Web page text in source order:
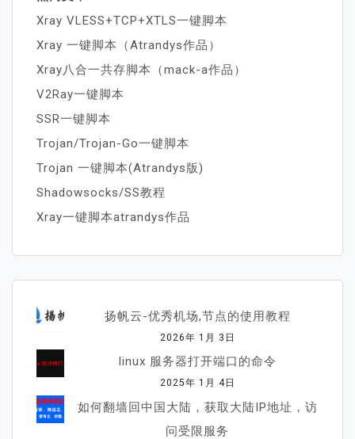
Xray VLESS+TCP+XTLS一键脚本
Xray 一键脚本（Atrandys作品）
Xray八合一共存脚本（mack-a作品）
V2Ray一键脚本
SSR一键脚本
Trojan/Trojan-Go一键脚本
Trojan 一键脚本(Atrandys版)
Shadowsocks/SS教程
Xray一键脚本atrandys作品
扬帆云-优秀机场,节点的使用教程
2026年 1月 3日
linux 服务器打开端口的命令
2025年 1月 4日
如何翻墙回中国大陆，获取大陆IP地址，访
问受限服务